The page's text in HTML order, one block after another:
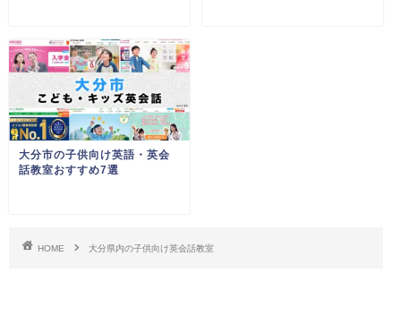
大分市の子供向け英語・英会
話教室おすすめ7選
HOME 大分県内の子供向け英会話教室